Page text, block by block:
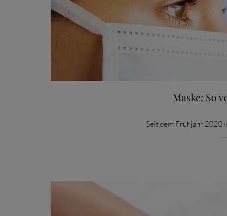
Maske: So
Seit dem Frühjahr 2020